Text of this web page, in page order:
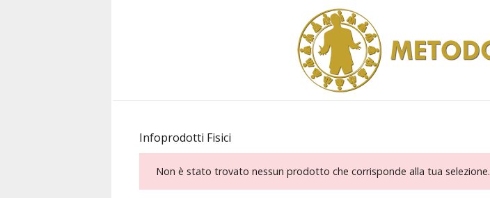
Infoprodotti Fisici
Non è stato trovato nessun prodotto che corrisponde alla tua selezione.